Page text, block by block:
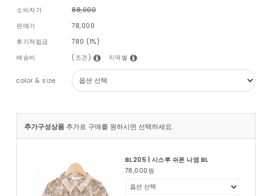
소비자가
88,000
판매가
78,000
후기적립금
780 (1%)
배송비
(조건) 지역별
color & size
추가구성상품 추가로 구매를 원하시면 선택하세요.
BL205 | 시스루 쉬폰 나염 BL
78,000 원